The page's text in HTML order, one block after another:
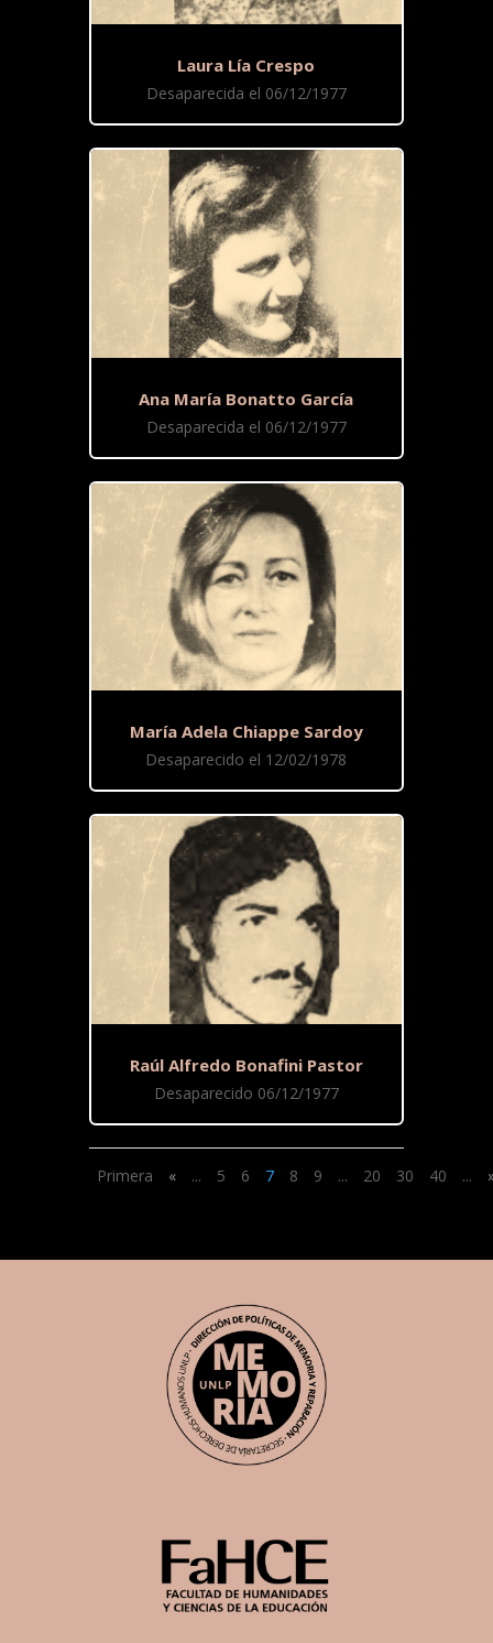
Laura Lía Crespo
Desaparecida el 06/12/1977
Ana María Bonatto García
Desaparecida el 06/12/1977
María Adela Chiappe Sardoy
Desaparecido el 12/02/1978
Raúl Alfredo Bonafini Pastor
Desaparecido 06/12/1977
Primera « ... 5 6 7 8 9 ... 20 30 40 ...